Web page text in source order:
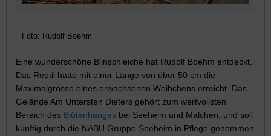
Foto: Rudolf Boehm
Eine wunderschöne Blinschleiche hat Rudolf Boehm entdeckt.
Das Reptil hatte mit einer Länge von über 50 cm die
Maximalgrösse eines erwachsenen Weibchens erreicht. Das
Gelände Am Untersten Dieters gehört zum wertvollsten
Bereich des Blütenhanges bei Seeheim und Malchen, und soll
künftig durch die NABU Gruppe Seeheim in Pflege genommen